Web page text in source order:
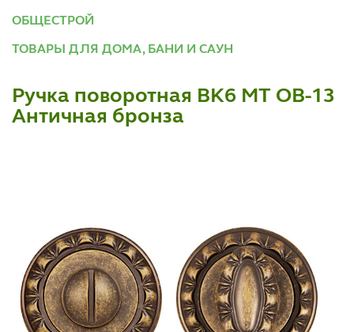
ОБЩЕСТРОЙ
ТОВАРЫ ДЛЯ ДОМА, БАНИ И САУН
Ручка поворотная BK6 MT OB-13
Античная бронза